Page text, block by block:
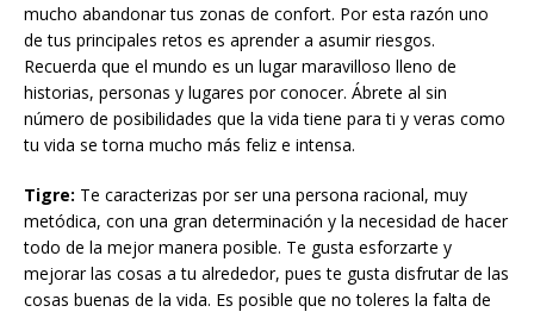
mucho abandonar tus zonas de confort. Por esta razón uno
de tus principales retos es aprender a asumir riesgos.
Recuerda que el mundo es un lugar maravilloso lleno de
historias, personas y lugares por conocer. Ábrete al sin
número de posibilidades que la vida tiene para ti y veras como
tu vida se torna mucho más feliz e intensa.
Tigre: Te caracterizas por ser una persona racional, muy
metódica, con una gran determinación y la necesidad de hacer
todo de la mejor manera posible. Te gusta esforzarte y
mejorar las cosas a tu alrededor, pues te gusta disfrutar de las
cosas buenas de la vida. Es posible que no toleres la falta de